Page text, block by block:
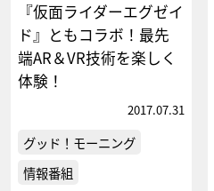
『仮面ライダーエグゼイ
ド』ともコラボ！最先
端AR＆VR技術を楽しく
体験！
2017.07.31
グッド！モーニング
情報番組